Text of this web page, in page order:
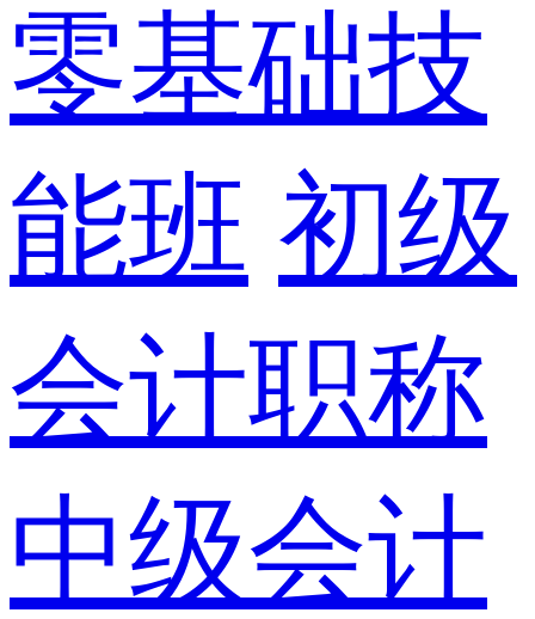
零基础技
能班 初级
会计职称
中级会计